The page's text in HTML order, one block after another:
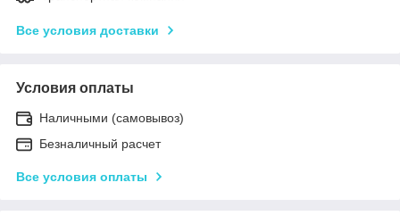
Все условия доставки
Условия оплаты
Наличными (самовывоз)
Безналичный расчет
Все условия оплаты